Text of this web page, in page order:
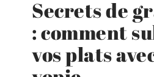
Secrets de
: comment
vos plats